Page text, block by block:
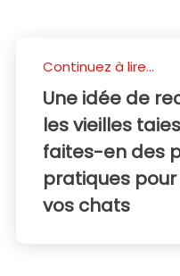
Continuez à lire...
Une idée de
les vieilles
faites-en des
pratiques
vos chats